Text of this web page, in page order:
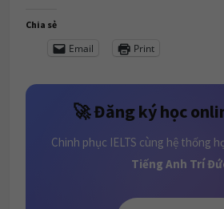
Chia sẻ
Email Print
🚀 Đăng ký học
Chinh phục IELTS cùng hệ thống
Tiếng Anh Trí